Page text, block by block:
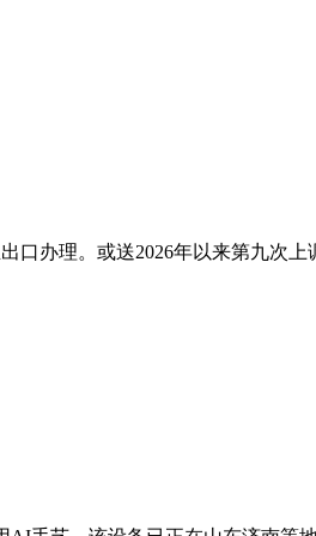
口办理。或送2026年以来第九次上